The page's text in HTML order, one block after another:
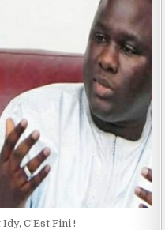
C’Est Fini !